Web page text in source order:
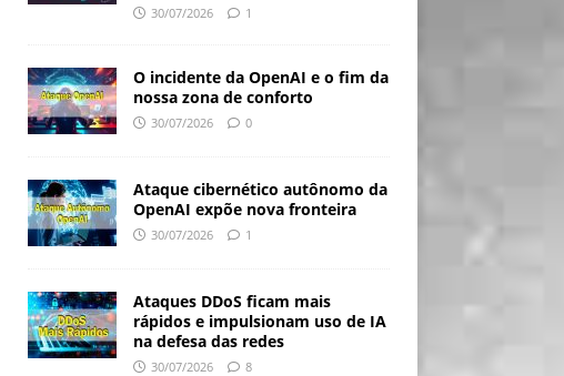
30/07/2026 1
O incidente da OpenAI e o fim da
nossa zona de conforto
30/07/2026 0
Ataque cibernético autônomo da
OpenAI expõe nova fronteira
30/07/2026 1
Ataques DDoS ficam mais
rápidos e impulsionam uso de IA
na defesa das redes
30/07/2026 8